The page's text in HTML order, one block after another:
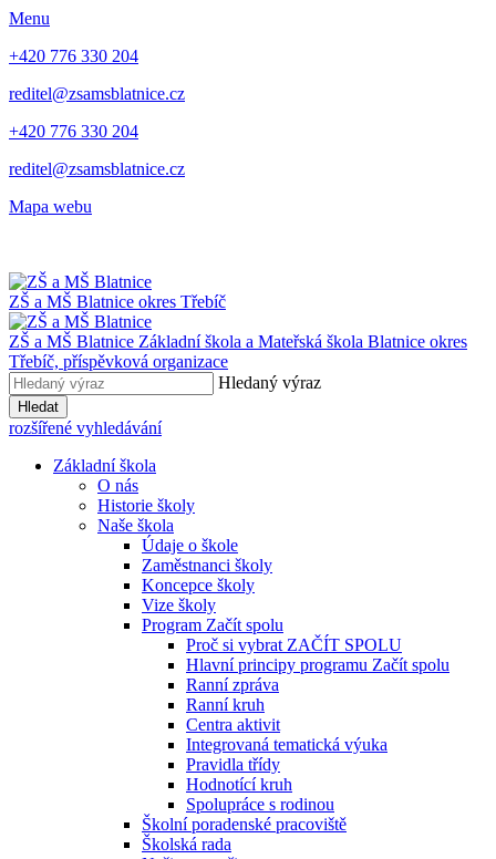
Menu
+420 776 330 204
reditel@zsamsblatnice.cz
+420 776 330 204
reditel@zsamsblatnice.cz
Mapa webu
ZŠ a MŠ Blatnice okres Třebíč
ZŠ a MŠ Blatnice Základní škola a Mateřská škola Blatnice okres
Třebíč, příspěvková organizace
Hledaný výraz
Hledat
rozšířené vyhledávání
Základní škola
O nás
Historie školy
Naše škola
Údaje o škole
Zaměstnanci školy
Koncepce školy
Vize školy
Program Začít spolu
Proč si vybrat ZAČÍT SPOLU
Hlavní principy programu Začít spolu
Ranní zpráva
Ranní kruh
Centra aktivit
Integrovaná tematická výuka
Pravidla třídy
Hodnotící kruh
Spolupráce s rodinou
Školní poradenské pracoviště
Školská rada